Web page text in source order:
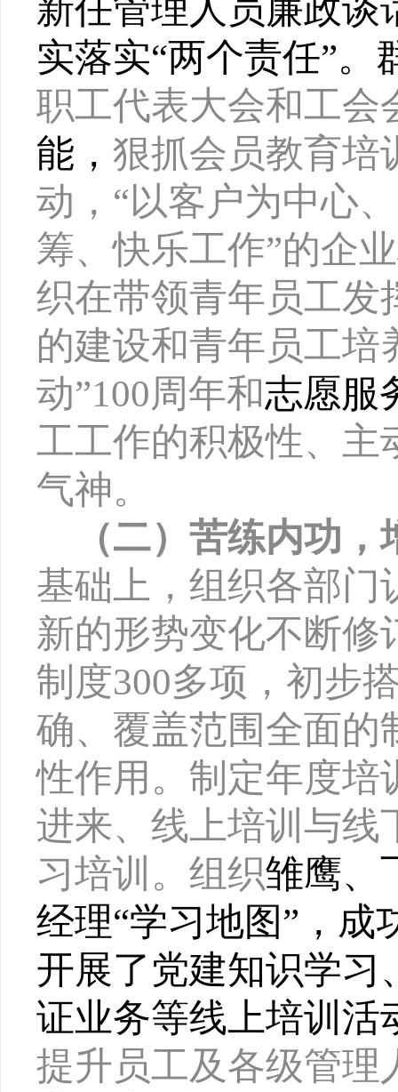
新任管理人员廉政谈
实落实“两个责任”。
职工代表大会和工会
能， 狠抓会员教育培
动， “以客户为中心
筹、快乐工作”的企
织在带领青年员工发
的建设和青年员工培
动”100周年和志愿服
工工作的积极性、主
气神。
（二）苦练内功
基础上，组织各部门
新的形势变化不断修
制度300多项， 初步
确、覆盖范围全面的
性作用。 制定年度培
进来、线上培训与线
习培训。组织雏鹰、
经理“学习地图”，成
开展了党建知识学习
证业务等线上培训活
提升员工及各级管理